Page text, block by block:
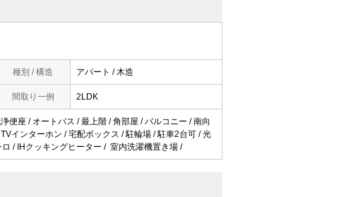
種別 / 構造 アパート / 木造
間取り一例 2LDK
便座 / オートバス / 最上階 / 角部屋 / バルコニー / 南向
インターホン / 宅配ボックス / 駐輪場 / 駐車2台可 / 光
/ IHクッキングヒーター / 室内洗濯機置き場 /